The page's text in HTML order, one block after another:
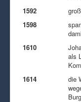
1592
1598
1610
als
1614
die